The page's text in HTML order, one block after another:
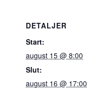
DETALJER
Start:
august 15 @ 8:00
Slut:
august 16 @ 17:00